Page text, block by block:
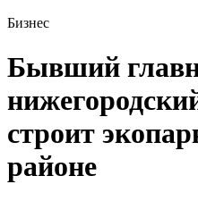
Бизнес
Бывший
строит
районе